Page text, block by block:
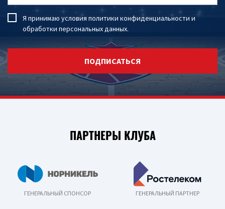
Я принимаю условия политики конфиденциальности и
обработки персональных данных.
ПОДПИСАТЬСЯ
ПАРТНЕРЫ КЛУБА
ГЕНЕРАЛЬНЫЙ СПОНСОР ГЕНЕРАЛЬНЫЙ ПАРТНЕР